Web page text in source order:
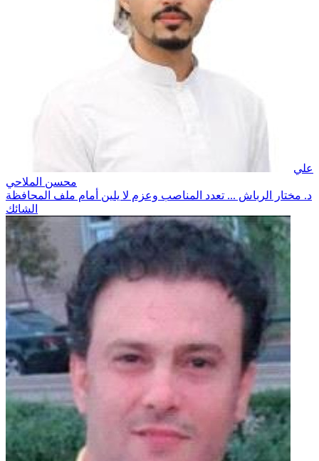
علي
محسن الملاحي
د. مختار الرباش ... تعدد المناصب وعزم لا يلين أمام ملف المحافظة
الشائك